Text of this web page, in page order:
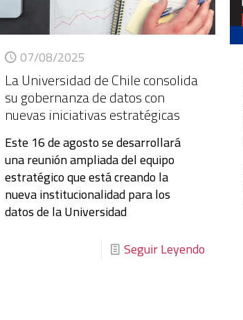
07/08/2025
La Universidad de Chile consolida
su gobernanza de datos con
nuevas iniciativas estratégicas
Este 16 de agosto se desarrollará
una reunión ampliada del equipo
estratégico que está creando la
nueva institucionalidad para los
datos de la Universidad
Seguir Leyendo